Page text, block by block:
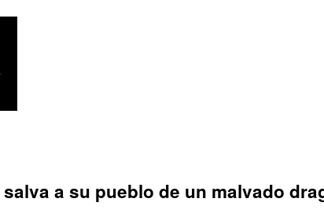
a su pueblo de un malvado